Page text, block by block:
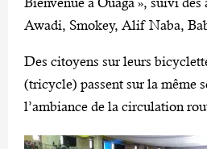
Awadi, Smokey, Alif Naba,
Des citoyens sur leurs
(tricycle) passent sur la même
l’ambiance de la circulation